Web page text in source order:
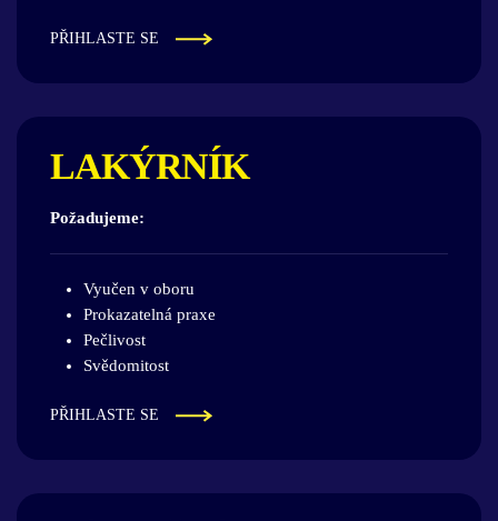
PŘIHLASTE SE
LAKÝRNÍK
Požadujeme:
Vyučen v oboru
Prokazatelná praxe
Pečlivost
Svědomitost
PŘIHLASTE SE